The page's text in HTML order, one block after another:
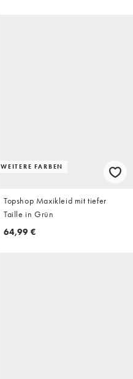
WEITERE FARBEN
Topshop Maxikleid mit tiefer
Taille in Grün
64,99 €